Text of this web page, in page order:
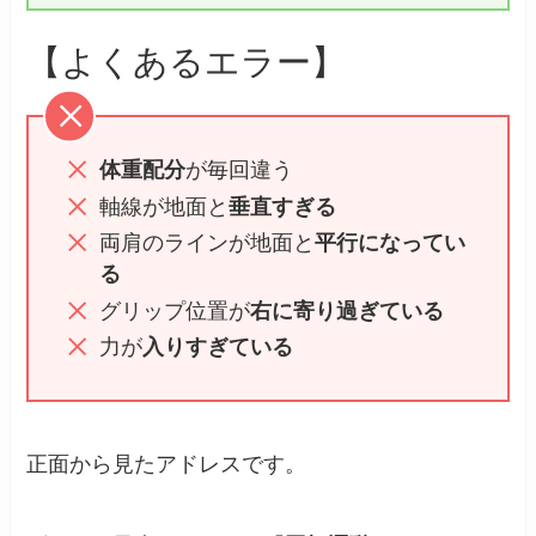
【よくあるエラー】
体重配分が毎回違う
軸線が地面と 垂直すぎる
両肩のラインが地面と 平行になってい
る
グリップ位置が右に寄り過ぎている
力が入りすぎている
正面から見たアドレスです。